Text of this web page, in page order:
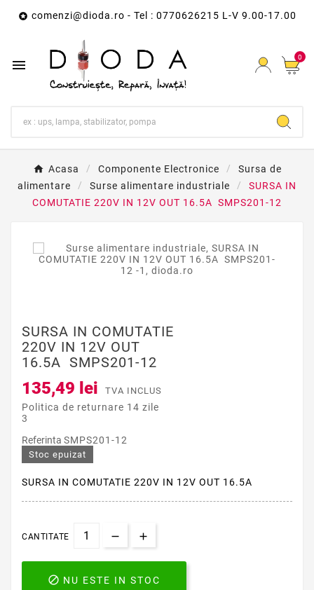
 comenzi@dioda.ro - Tel : 0770626215 L-V 9.00-17.00
 0
Acasa Componente Electronice
Sursa de
alimentare
Surse alimentare industriale
SURSA IN
COMUTATIE 220V IN 12V OUT 16.5A SMPS201-12
SURSA IN COMUTATIE
220V IN 12V OUT
16.5A SMPS201-12
135,49 lei TVA INCLUS
Politica de returnare 14 zile
3
Referinta SMPS201-12
Stoc epuizat
SURSA IN COMUTATIE 220V IN 12V OUT 16.5A
CANTITATE
 NU ESTE IN STOC